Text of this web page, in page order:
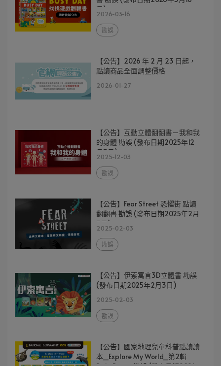
日)
2026-03-16
勘誤
【公告】2026 年 2 月 23 日起，
點讀商品全面調整價格
2026-01-27
【公告】互動立體翻翻書－我和我
的身體 勘誤 (發布日期2025年12
月3日)
2025-12-03
勘誤
【公告】Fear Street 恐懼街 點讀
翻翻書 勘誤 (發布日期2025年2月
3日)
2025-02-03
勘誤
【公告】伊索寓言3D立體書 勘誤
(發布日期2025年2月3日)
2025-02-03
勘誤
【公告】國家地理兒童科普點讀讀
本_Explore My World_第2輯